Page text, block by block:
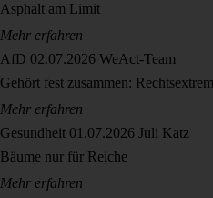
Asphalt am Limit
Mehr erfahren
AfD 02.07.2026 WeAct-Team
Gehört fest zusammen:
Mehr erfahren
Gesundheit 01.07.2026 Juli Katz
Bäume nur für Reiche
Mehr erfahren